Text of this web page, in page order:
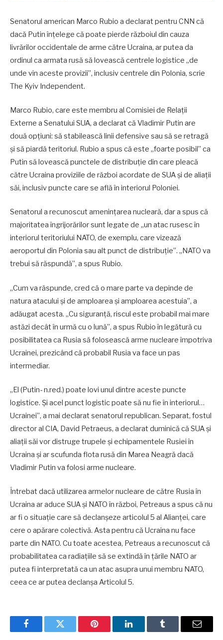
Senatorul american Marco Rubio a declarat pentru CNN că
dacă Putin înțelege că poate pierde războiul din cauza
livrărilor occidentale de arme către Ucraina, ar putea da
ordinul ca armata rusă să lovească centrele logistice „de
unde vin aceste provizii”, inclusiv centrele din Polonia, scrie
The Kyiv Independent.
Marco Rubio, care este membru al Comisiei de Relații
Externe a Senatului SUA, a declarat că Vladimir Putin are
două opțiuni: să stabilească linii defensive sau să se retragă
și să piardă teritoriul. Rubio a spus că este „foarte posibil” ca
Putin să lovească punctele de distribuție din care pleacă
către Ucraina proviziile de război acordate de SUA și de aliații
săi, inclusiv puncte care se află în interiorul Poloniei.
Senatorul a recunoscut amenințarea nucleară, dar a spus că
majoritatea îngrijorărilor sunt legate de „un atac rusesc în
interiorul teritoriului NATO, de exemplu, care vizează
aeroportul din Polonia sau alt punct de distribuție”. „NATO va
trebui să răspundă”, a spus Rubio.
„Cum va răspunde, cred că o mare parte va depinde de
natura atacului și de amploarea și amploarea acestuia”, a
adăugat acesta. „Cu siguranță, riscul este probabil mai mare
astăzi decât în ​​urmă cu o lună”, a spus Rubio în legătură cu
posibilitatea ca Rusia să folosească arme nucleare împotriva
Ucrainei, prezicând că probabil Rusia va face un pas
intermediar.
„El (Putin- n.red.) poate lovi unul dintre aceste puncte
logistice. Și acel punct logistic poate să nu fie în interiorul…
Ucrainei”, a mai declarat senatorul republican. Separat, fostul
director al CIA, David Petraeus, a declarat duminică că SUA și
aliații săi vor distruge trupele și echipamentele Rusiei în
Ucraina și ar scufunda flota rusă din Marea Neagră dacă
Vladimir Putin va folosi arme nucleare.
Întrebat dacă utilizarea armelor nucleare de către Rusia în
Ucraina ar aduce SUA și NATO în război, Petreaus a spus că nu
ar fi o situație care să declanșeze articolul 5 al Alianței, care
cere o apărare colectivă. Asta pentru că Ucraina nu face
parte din NATO. Cu toate acestea, Petreaus a recunoscut că
probabilitatea ca radiațiile să se extindă în țările NATO ar
putea fi interpretată ca un atac asupra unui membru NATO,
ceea ce ar putea declanșa Articolul 5.
FacebookTwitter Pinterest LinkedInTumblr Email